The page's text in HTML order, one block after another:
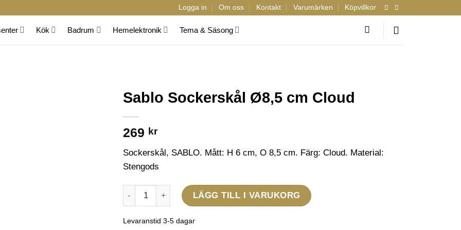
Logga in Om oss Kontakt Varumärken Köpvillkor
Kök Badrum Hemelektronik Tema & Säsong
Sablo Sockerskål Ø8,5 cm Cloud
269 kr
Sockerskål, SABLO. Mått: H 6 cm, O 8,5 cm. Färg: Cloud. Material:
Stengods
Sablo Sockerskål Ø8,5 cm Cloud mängd
LÄGG TILL I VARUKORG
Levaranstid 3-5 dagar